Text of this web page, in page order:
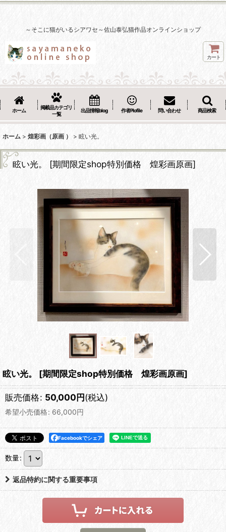
～そこに猫がいるシアワセ～佐山泰弘猫作品オンラインショップ
カート
ホーム
掲載品カテゴリ
一覧
出品情報blog 作者Plofile 問い合わせ 商品検索
ホーム > 煌彩画（原画 ） > 眩い光。
眩い光。 [期間限定shop特別価格 煌彩画原画]
眩い光。 [期間限定shop特別価格 煌彩画原画]
販売価格: 50,000円(税込)
希望小売価格: 66,000円
Facebookでシェア
数量:
返品特約に関する重要事項